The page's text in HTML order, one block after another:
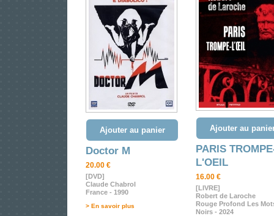
Ajouter au panier
Doctor M
20.00 €
[DVD]
Claude Chabrol
France - 1990
> En savoir plus
Ajouter au
PARIS
L'OEIL
16.00 €
[LIVRE]
Robert de Laroche
Rouge Profond Les
Noirs - 2024